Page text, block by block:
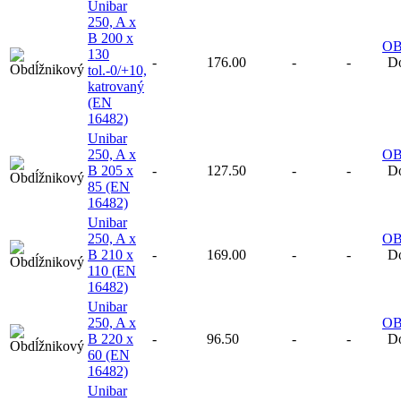
Unibar
250, A x
B 200 x
130
tol.-0/+10,
katrovaný
(EN
16482)
- 176.00 - -
Unibar
250, A x
B 205 x
85 (EN
16482)
- 127.50 - -
Unibar
250, A x
B 210 x
110 (EN
16482)
- 169.00 - -
Unibar
250, A x
B 220 x
60 (EN
16482)
- 96.50 - -
Unibar